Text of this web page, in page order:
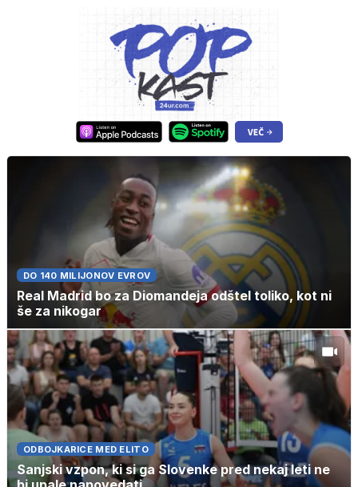
DO 140 MILIJONOV EVROV
Real Madrid bo za Diomandeja odštel toliko, kot ni
še za nikogar
ODBOJKARICE MED ELITO
Sanjski vzpon, ki si ga Slovenke pred nekaj leti ne